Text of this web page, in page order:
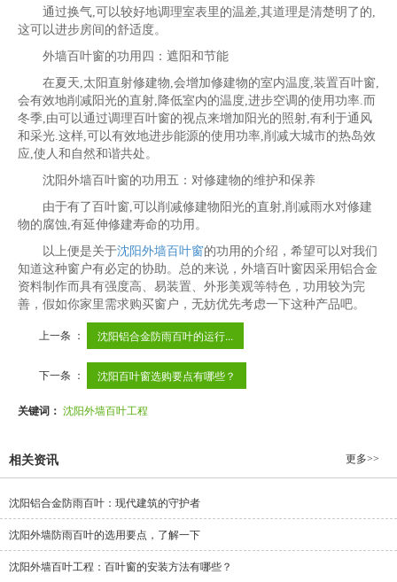
通过换气,可以较好地调理室表里的温差,其道理是清楚明了的,
这可以进步房间的舒适度。
外墙百叶窗的功用四：遮阳和节能
在夏天,太阳直射修建物,会增加修建物的室内温度,装置百叶窗,
会有效地削减阳光的直射,降低室内的温度,进步空调的使用功率.而
冬季,由可以通过调理百叶窗的视点来增加阳光的照射,有利于通风
和采光.这样,可以有效地进步能源的使用功率,削减大城市的热岛效
应,使人和自然和谐共处。
沈阳外墙百叶窗的功用五：对修建物的维护和保养
由于有了百叶窗,可以削减修建物阳光的直射,削减雨水对修建
物的腐蚀,有延伸修建寿命的功用。
以上便是关于沈阳外墙百叶窗的功用的介绍，希望可以对我们
知道这种窗户有必定的协助。总的来说，外墙百叶窗因采用铝合金
资料制作而具有强度高、易装置、外形美观等特色，功用较为完
善，假如你家里需求购买窗户，无妨优先考虑一下这种产品吧。
上一条 ： 沈阳铝合金防雨百叶的运行...
下一条 ： 沈阳百叶窗选购要点有哪些？
关键词： 沈阳外墙百叶工程
相关资讯 更多>>
沈阳铝合金防雨百叶：现代建筑的守护者
沈阳外墙防雨百叶的选用要点，了解一下
沈阳外墙百叶工程：百叶窗的安装方法有哪些？